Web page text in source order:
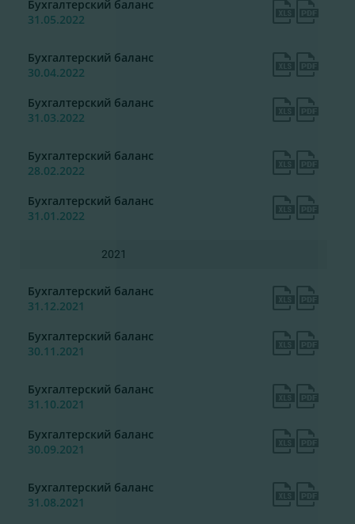
Бухгалтерский баланс
31.05.2022
Бухгалтерский баланс
30.04.2022
Бухгалтерский баланс
31.03.2022
Бухгалтерский баланс
28.02.2022
Бухгалтерский баланс
31.01.2022
2021
Бухгалтерский баланс
31.12.2021
Бухгалтерский баланс
30.11.2021
Бухгалтерский баланс
31.10.2021
Бухгалтерский баланс
30.09.2021
Бухгалтерский баланс
31.08.2021